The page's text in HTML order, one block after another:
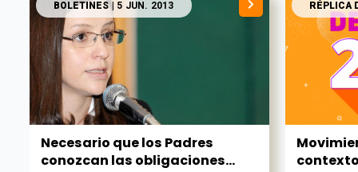
BOLETINES| 5 JUN. 2013
Necesario que los Padres
conozcan las obligaciones...
RÉPLICA